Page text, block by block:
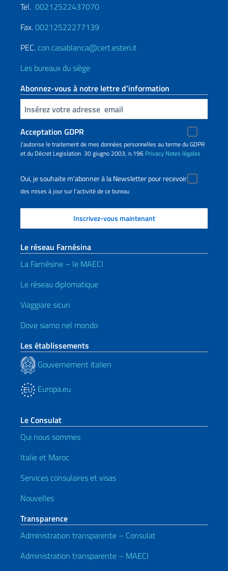
Tel. 00212522437070
Fax.00212522277139
PEC. con.casablanca@cert.esteri.it
Les bureaux du siège
Abonnez-vous à notre lettre d’information
Insert your email
Acceptation GDPR
J’autorise le traitement de mes données personnelles au terme du GDPR
et du Décret Legislation 30 giugno 2003, n.196 Privacy Notes légales
Oui, je souhaite m'abonner à la Newsletter pour recevoir
des mises à jour sur l'activité de ce bureau
Le réseau Farnésina
La Farnésine – le MAECI
Le réseau diplomatique
Viaggiare sicuri
Dove siamo nel mondo
Les établissements
Gouvernement italien
Europa.eu
Le Consulat
Qui nous sommes
Italie et Maroc
Services consulaires et visas
Nouvelles
Transparence
Administration transparente – Consulat
Administration transparente – MAECI